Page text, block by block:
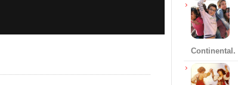
Continental.